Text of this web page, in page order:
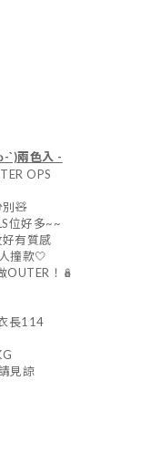
`)兩色入 -
OPS
別🧸
位好多~~
有質感
撞款🤍
OUTER！🪆
長114
見諒